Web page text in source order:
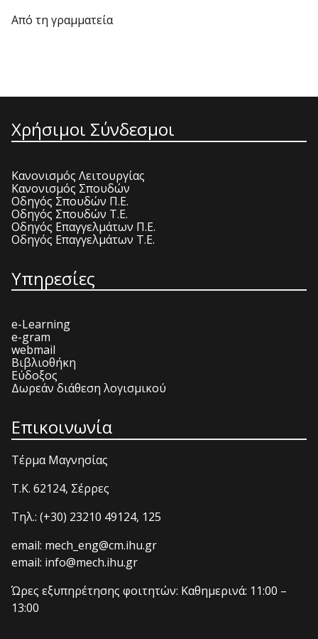
Από τη γραμματεία
Χρήσιμοι Σύνδεσμοι
Κανονισμός Λειτουργίας
Κανονισμός Σπουδών
Οδηγός Σπουδών Π.Ε.
Οδηγός Σπουδών Τ.Ε.
Οδηγός Επαγγελμάτων Π.Ε.
Οδηγός Επαγγελμάτων Τ.Ε.
Υπηρεσίες
e-Learning
e-gram
webmail
Βιβλιοθήκη
Εύδοξος
Δωρεάν διάθεση λογισμικού
Επικοινωνία
Τέρμα Μαγνησίας
T.K. 62124, Σέρρες
Τηλ.: (+30) 23210 49124, 125
email: mech_eng@cm.ihu.gr
email: info@mech.ihu.gr
Ώρες εξυπηρέτησης φοιτητών: Καθημερινά: 11:00 –
13:00